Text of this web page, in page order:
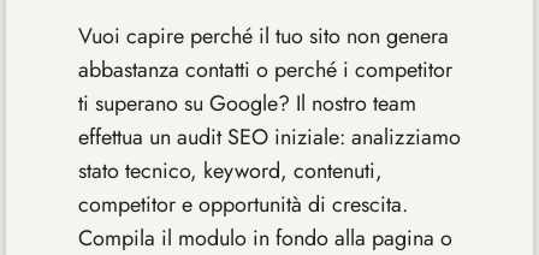
Vuoi capire perché il tuo sito non genera
abbastanza contatti o perché i competitor
ti superano su Google? Il nostro team
effettua un audit SEO iniziale: analizziamo
stato tecnico, keyword, contenuti,
competitor e opportunità di crescita.
Compila il modulo in fondo alla pagina o